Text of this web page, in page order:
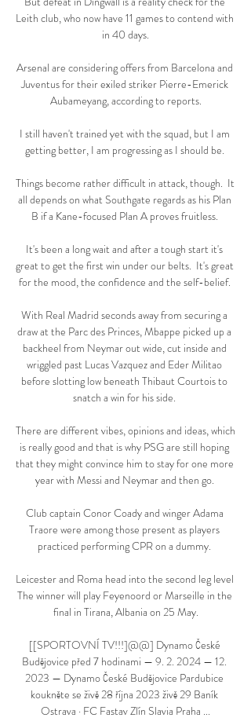
Leith club, who now have 11 games to contend with
in 40 days.
Arsenal are considering offers from Barcelona and
Juventus for their exiled striker Pierre-Emerick
Aubameyang, according to reports.
I still haven't trained yet with the squad, but I am
getting better, I am progressing as I should be.
Things become rather difficult in attack, though.  It
all depends on what Southgate regards as his Plan
B if a Kane-focused Plan A proves fruitless.
It's been a long wait and after a tough start it's
great to get the first win under our belts.  It's great
for the mood, the confidence and the self-belief.
With Real Madrid seconds away from securing a
draw at the Parc des Princes, Mbappe picked up a
backheel from Neymar out wide, cut inside and
wriggled past Lucas Vazquez and Eder Militao
before slotting low beneath Thibaut Courtois to
snatch a win for his side.
There are different vibes, opinions and ideas, which
is really good and that is why PSG are still hoping
that they might convince him to stay for one more
year with Messi and Neymar and then go.
Club captain Conor Coady and winger Adama
Traore were among those present as players
practiced performing CPR on a dummy.
Leicester and Roma head into the second leg level
The winner will play Feyenoord or Marseille in the
final in Tirana, Albania on 25 May.
[[SPORTOVNÍ TV!!!]@@] Dynamo České
Budějovice před 7 hodinami — 9. 2. 2024 — 12.
2023 — Dynamo České Budějovice Pardubice
koukněte se živě 28 října 2023 živě 29 Baník
Ostrava · FC Fastav Zlín Slavia Praha ...